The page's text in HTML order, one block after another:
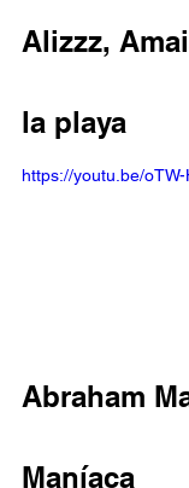
Alizzz,
la playa
https://youtu.be/
Abraham
Maníaca